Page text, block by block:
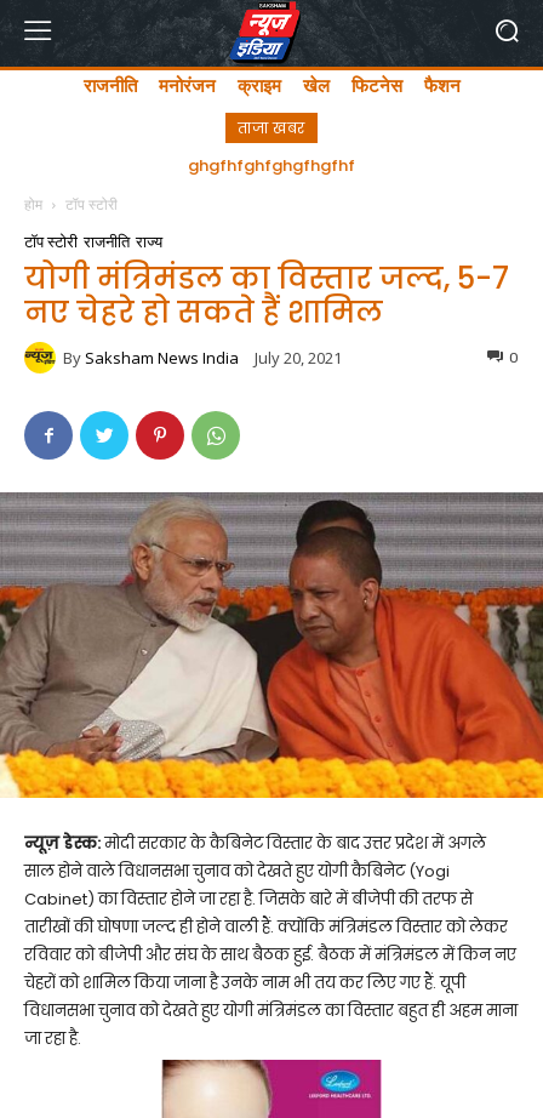
राजनीति मनोरंजन क्राइम खेल फिटनेस फैशन
ताजा खबर
ghgfhfghfghgfhgfhf
होम टॉप स्टोरी
टॉप स्टोरी राजनीति राज्य
योगी मंत्रिमंडल का विस्तार जल्द, 5-7
नए चेहरे हो सकते हैं शामिल
By Saksham News India July 20, 2021 0
न्यूज़ डेस्क:मोदी सरकार के कैबिनेट विस्तार के बाद उत्तर प्रदेश में अगले
साल होने वाले विधानसभा चुनाव को देखते हुए योगी कैबिनेट (Yogi
Cabinet) का विस्तार होने जा रहा है. जिसके बारे में बीजेपी की तरफ से
तारीखों की घोषणा जल्द ही होने वाली हैं. क्योंकि मंत्रिमंडल विस्तार को लेकर
रविवार को बीजेपी और संघ के साथ बैठक हुई. बैठक में मंत्रिमंडल में किन नए
चेहरों को शामिल किया जाना है उनके नाम भी तय कर लिए गए हैं. यूपी
विधानसभा चुनाव को देखते हुए योगी मंत्रिमंडल का विस्तार बहुत ही अहम माना
जा रहा है.